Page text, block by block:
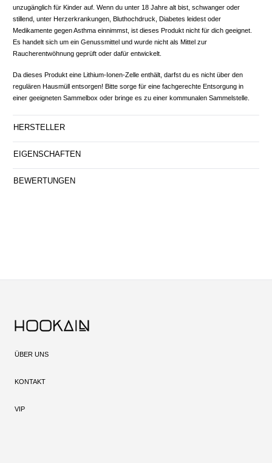
unzugänglich für Kinder auf. Wenn du unter 18 Jahre alt bist, schwanger oder
stillend, unter Herzerkrankungen, Bluthochdruck, Diabetes leidest oder
Medikamente gegen Asthma einnimmst, ist dieses Produkt nicht für dich geeignet.
Es handelt sich um ein Genussmittel und wurde nicht als Mittel zur
Raucherentwöhnung geprüft oder dafür entwickelt.
Da dieses Produkt eine Lithium-Ionen-Zelle enthält, darfst du es nicht über den
regulären Hausmüll entsorgen! Bitte sorge für eine fachgerechte Entsorgung in
einer geeigneten Sammelbox oder bringe es zu einer kommunalen Sammelstelle.
HERSTELLER
EIGENSCHAFTEN
BEWERTUNGEN
ÜBER UNS
KONTAKT
VIP